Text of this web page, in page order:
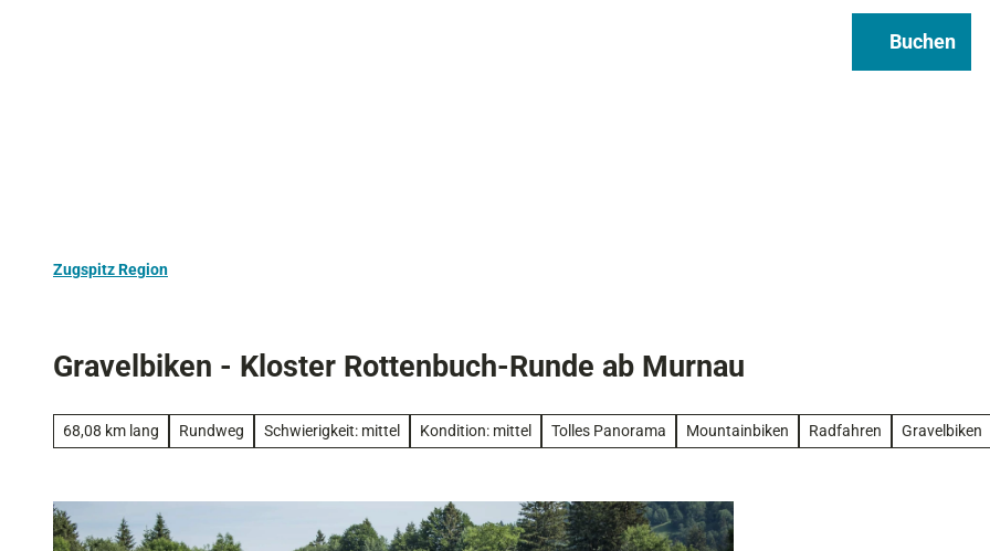
Buchen
Zugspitz Region
Gravelbiken - Kloster Rottenbuch-Runde ab Murnau
68,08 km lang Rundweg Schwierigkeit: mittel Kondition: mittel Tolles Panorama Mountainbiken Radfahren Gravelbiken